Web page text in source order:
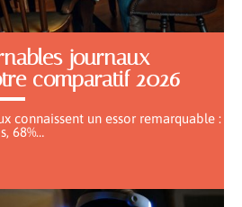
journaux
comparatif 2026
connaissent un essor remarquable :
68%…